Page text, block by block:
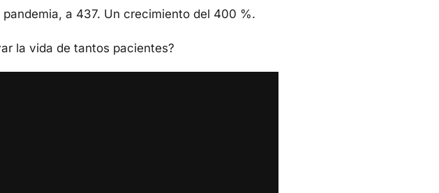
a 437. Un crecimiento del 400 %.
la vida de tantos pacientes?